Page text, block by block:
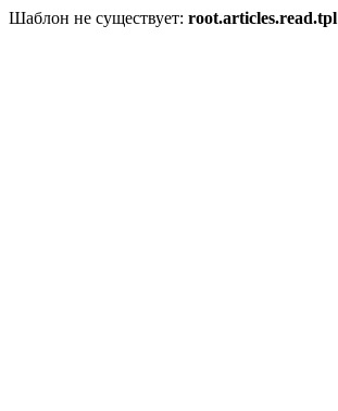
Шаблон не существует: root.articles.read.tpl